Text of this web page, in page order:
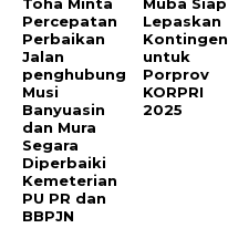
Toha Minta
Percepatan
Perbaikan
Jalan
penghubung
Musi
Banyuasin
dan Mura
Segara
Diperbaiki
Kemeterian
PU PR dan
BBPJN
Muba Siap
Lepaskan
Kontingen
untuk
Porprov
KORPRI
2025